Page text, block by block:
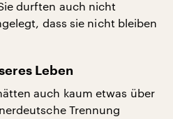
durften auch nicht
dass sie nicht bleiben
Leben
auch kaum etwas über
Trennung